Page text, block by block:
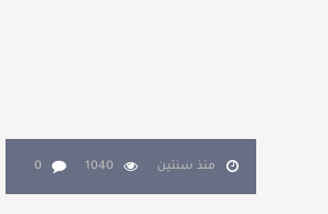
منذ سنتين 1040
0